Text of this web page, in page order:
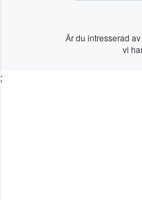
Är du intresserad
vi
;